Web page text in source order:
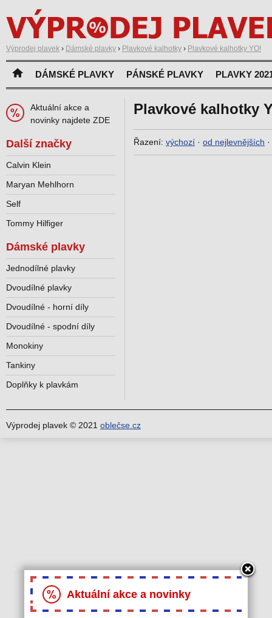
Výprodej plavek › Dámské plavky › Plavkové kalhotky › Plavkové kalhotky YO!
DÁMSKÉ PLAVKY PÁNSKÉ PLAVKY PLAVKY
Plavkové kalhotky
Řazení: výchozí · od nejlevnějších ·
Aktuální akce a
novinky najdete ZDE
Další značky
Calvin Klein
Maryan Mehlhorn
Self
Tommy Hilfiger
Dámské plavky
Jednodílné plavky
Dvoudílné plavky
Dvoudílné - horní díly
Dvoudílné - spodní díly
Monokiny
Tankiny
Doplňky k plavkám
Výprodej plavek © 2021 oblečse.cz
Aktuální akce a novinky